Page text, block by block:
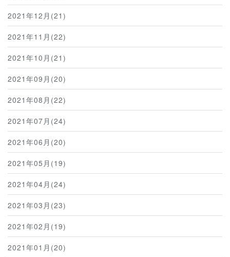
2021年12月(21)
2021年11月(22)
2021年10月(21)
2021年09月(20)
2021年08月(22)
2021年07月(24)
2021年06月(20)
2021年05月(19)
2021年04月(24)
2021年03月(23)
2021年02月(19)
2021年01月(20)